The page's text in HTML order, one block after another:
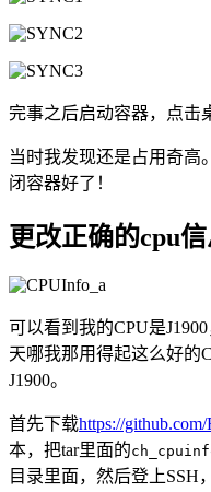
完事之后启动容器，点击
当时我发现还是占用奇高
闭容器好了！
更改正确的cpu
可以看到我的CPU是
天哪我那用得起这么好的
J1900。
首先下载https://
本，把tar里面的
目录里面，然后登上SSH